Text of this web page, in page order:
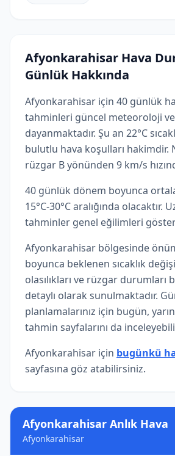
Afyonkarahisar Anlık Hava
Afyonkarahisar
Afyonkarahisar Hava
Günlük Hakkında
Afyonkarahisar için 40 günlük
tahminleri güncel meteoroloji
dayanmaktadır. Şu an 22°C
bulutlu hava koşulları hakimdir.
rüzgar B yönünden 9 km/s
40 günlük dönem boyunca
15°C-30°C aralığında olacaktır.
tahminler genel eğilimleri
Afyonkarahisar bölgesinde
boyunca beklenen sıcaklık
olasılıkları ve rüzgar durumları
detaylı olarak sunulmaktadır.
planlamalarınız için bugün,
tahmin sayfalarını da
Afyonkarahisar için bugünkü
sayfasına göz atabilirsiniz.